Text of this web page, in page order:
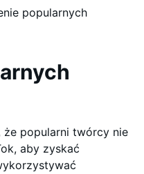
popularnych
że popularni twórcy nie
aby zyskać